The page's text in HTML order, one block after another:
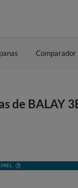
Comparador
de BALAY